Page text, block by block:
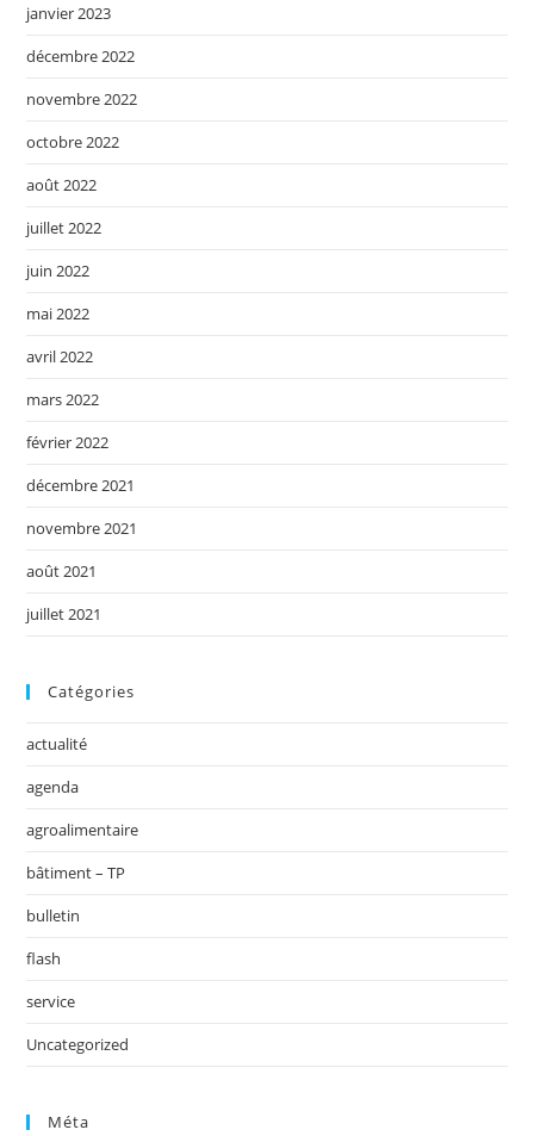
janvier 2023
décembre 2022
novembre 2022
octobre 2022
août 2022
juillet 2022
juin 2022
mai 2022
avril 2022
mars 2022
février 2022
décembre 2021
novembre 2021
août 2021
juillet 2021
Catégories
actualité
agenda
agroalimentaire
bâtiment – TP
bulletin
flash
service
Uncategorized
Méta